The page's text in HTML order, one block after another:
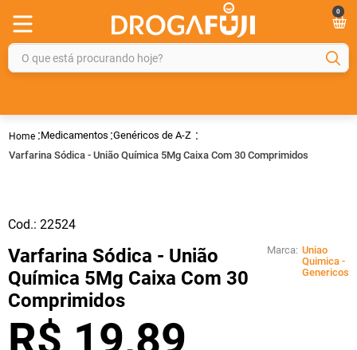
0
O que está procurando hoje?
Medicamentos Genéricos de A-Z
Varfarina Sódica - União Química 5Mg Caixa Com 30 Comprimidos
Cod.: 22524
Varfarina Sódica - União
Química 5Mg Caixa Com 30
Comprimidos
Marca: Uniao
Quimica -
Genericos
2º
gelmax
5º
protetor solar
6º
shampoo
7º
dipirona
fraldas geriátricas
º
sveda